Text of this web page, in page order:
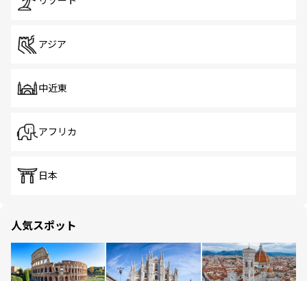
アジア
中近東
アフリカ
日本
人気スポット